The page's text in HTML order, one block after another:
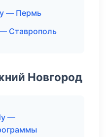
— Пермь
Ставрополь
Новгород
—